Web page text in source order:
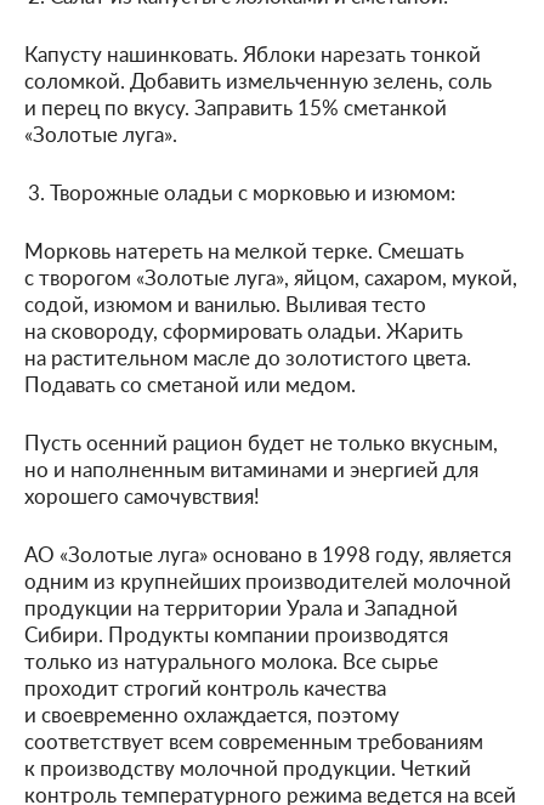
Капусту нашинковать. Яблоки нарезать тонкой
соломкой. Добавить измельченную зелень, соль
и перец по вкусу. Заправить 15% сметанкой
«Золотые луга».
Творожные оладьи с морковью и изюмом:
Морковь натереть на мелкой терке. Смешать
с творогом «Золотые луга», яйцом, сахаром, мукой,
содой, изюмом и ванилью. Выливая тесто
на сковороду, сформировать оладьи. Жарить
на растительном масле до золотистого цвета.
Подавать со сметаной или медом.
Пусть осенний рацион будет не только вкусным,
но и наполненным витаминами и энергией для
хорошего самочувствия!
АО «Золотые луга» основано в 1998 году, является
одним из крупнейших производителей молочной
продукции на территории Урала и Западной
Сибири. Продукты компании производятся
только из натурального молока. Все сырье
проходит строгий контроль качества
и своевременно охлаждается, поэтому
соответствует всем современным требованиям
к производству молочной продукции. Четкий
контроль температурного режима ведется на всей